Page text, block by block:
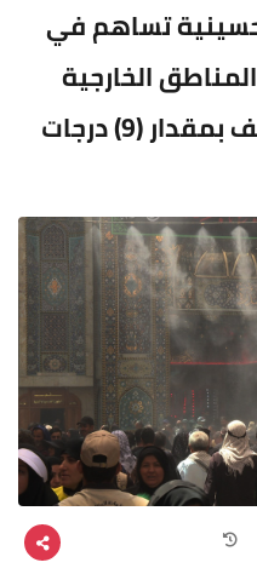
تساهم في
الخارجية
القريبة من الصحن الشريف بمقدار (9) درجات